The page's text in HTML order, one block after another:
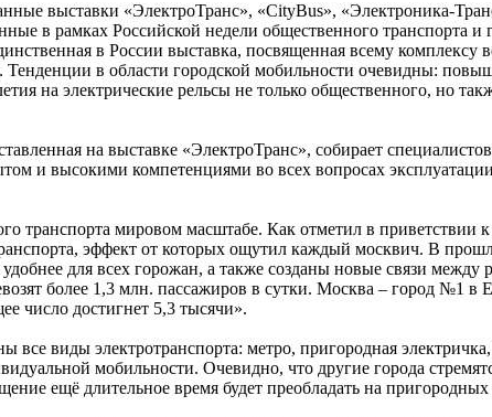
выставки «ЭлектроТранс», «CityBus», «Электроника-
в рамках Российской недели общественного транспорта и
в России выставка, посвященная всему комплексу
в области городской мобильности очевидны:
на электрические рельсы не только общественного, но
на выставке «ЭлектроТранс», собирает
и высокими компетенциями во всех вопросах
транспорта мировом масштабе. Как отметил в
эффект от которых ощутил каждый москвич. В
для всех горожан, а также созданы новые связи
более 1,3 млн. пассажиров в сутки. Москва – город №1 в
число достигнет 5,3 тысячи».
виды электротранспорта: метро, пригородная
мобильности. Очевидно, что другие города
ещё длительное время будет преобладать на